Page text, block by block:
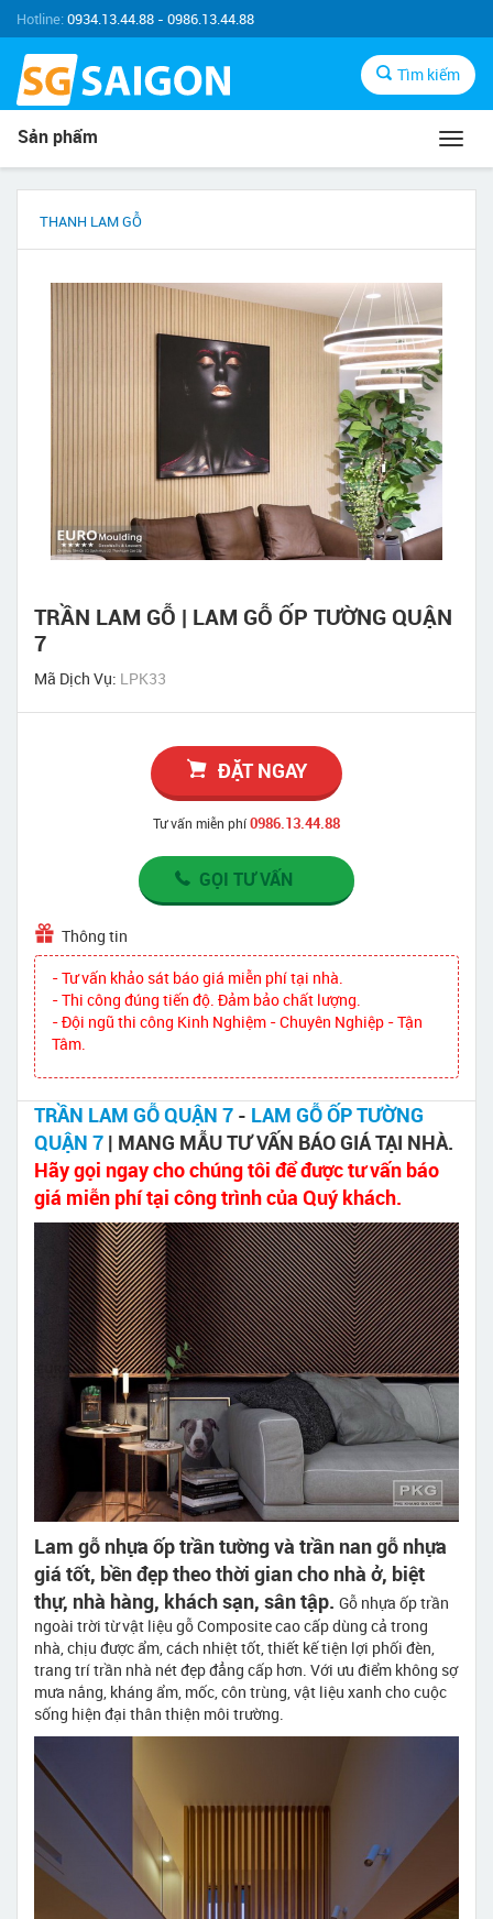
Hotline:0934.13.44.88 - 0986.13.44.88
Tìm kiếm
Sản phẩm
THANH LAM GỖ
TRẦN LAM GỖ | LAM GỖ ỐP TƯỜNG QUẬN
7
Mã Dịch Vụ: LPK33
ĐẶT NGAY
Tư vấn miễn phí0986.13.44.88
GỌI TƯ VẤN
Thông tin
- Tư vấn khảo sát báo giá miễn phí tại nhà.
- Thi công đúng tiến độ. Đảm bảo chất lượng.
- Đội ngũ thi công Kinh Nghiệm - Chuyên Nghiệp - Tận
Tâm.
TRẦN LAM GỖ QUẬN 7 - LAM GỖ ỐP TƯỜNG
QUẬN 7 | MANG MẪU TƯ VẤN BÁO GIÁ TẠI NHÀ.
Hãy gọi ngay cho chúng tôi để được tư vấn báo
giá miễn phí tại công trình của Quý khách.
Lam gỗ nhựa ốp trần tường và trần nan gỗ nhựa
giá tốt, bền đẹp theo thời gian cho nhà ở, biệt
thự, nhà hàng, khách sạn, sân tập. Gỗ nhựa ốp trần
ngoài trời từ vật liệu gỗ Composite cao cấp dùng cả trong
nhà, chịu được ẩm, cách nhiệt tốt, thiết kế tiện lợi phối đèn,
trang trí trần nhà nét đẹp đẳng cấp hơn. Với ưu điểm không sợ
mưa nắng, kháng ẩm, mốc, côn trùng, vật liệu xanh cho cuộc
sống hiện đại thân thiện môi trường.